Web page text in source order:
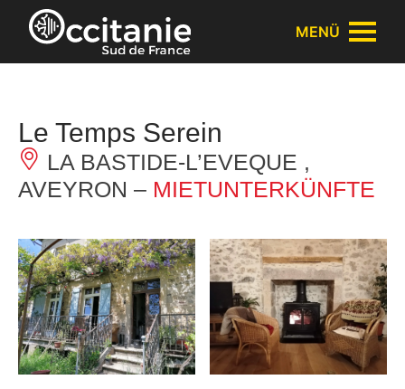
Cookie-Einstellungen
MENÜ
Le Temps Serein
LA BASTIDE-L’EVEQUE ,
AVEYRON – MIETUNTERKÜNFTE